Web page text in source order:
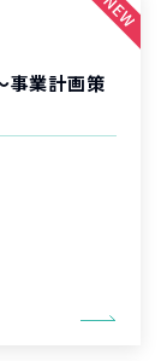
事業計画策